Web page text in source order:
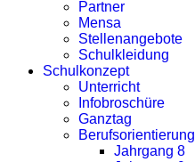
Partner
Mensa
Stellenangebote
Schulkleidung
Schulkonzept
Unterricht
Infobroschüre
Ganztag
Berufsorientierung
Jahrgang 8